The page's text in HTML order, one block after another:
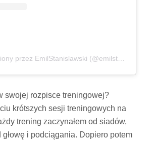
Post udostępniony przez EmilStanislawski (@emilstanislawski)
swojej rozpisce treningowej?
krótszych sesji treningowych na
trening zaczynałem od siadów,
i podciągania. Dopiero potem